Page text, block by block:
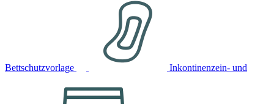
Bettschutzvorlage Inkontinenzein- und